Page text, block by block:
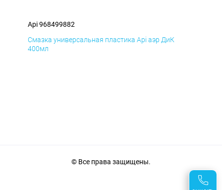
Api 968499882
Смазка универсальная пластика Api аэр ДиК
400мл
© Все права защищены.